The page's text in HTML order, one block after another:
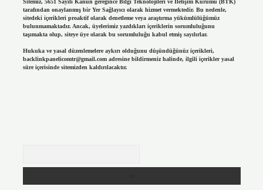
Sitemiz, 5651 Sayılı Kanun gereğince Bilgi Teknolojileri ve İletişim Kurumu (BTK)
tarafından onaylanmış bir Yer Sağlayıcı olarak hizmet vermektedir. Bu nedenle,
sitedeki içerikleri proaktif olarak denetleme veya araştırma yükümlülüğümüz
bulunmamaktadır. Ancak, üyelerimiz yazdıkları içeriklerin sorumluluğunu
taşımakta olup, siteye üye olarak bu sorumluluğu kabul etmiş sayılırlar.
Hukuka ve yasal düzenlemelere aykırı olduğunu düşündüğünüz içerikleri,
backlinkpanelicomtr@gmail.comadresine bildirmeniz halinde, ilgili içerikler yasal
süre içerisinde sitemizden kaldırılacaktır.